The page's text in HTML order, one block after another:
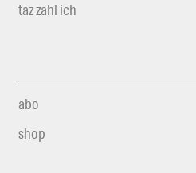
taz zahl ich
abo
shop